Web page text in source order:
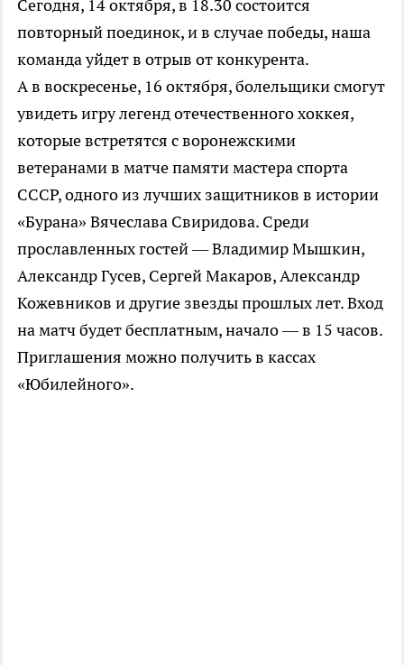
Сегодня, 14 октября, в 18.30 состоится
повторный поединок, и в случае победы, наша
команда уйдет в отрыв от конкурента.
А в воскресенье, 16 октября, болельщики смогут
увидеть игру легенд отечественного хоккея,
которые встретятся с воронежскими
ветеранами в матче памяти мастера спорта
СССР, одного из лучших защитников в истории
«Бурана» Вячеслава Свиридова. Среди
прославленных гостей — Владимир Мышкин,
Александр Гусев, Сергей Макаров, Александр
Кожевников и другие звезды прошлых лет. Вход
на матч будет бесплатным, начало — в 15 часов.
Приглашения можно получить в кассах
«Юбилейного».